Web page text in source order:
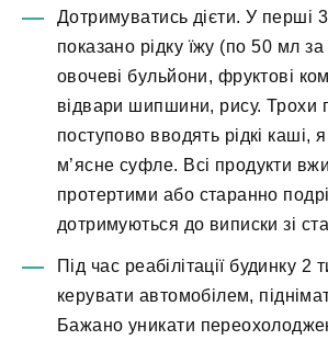
Дотримуватись дієти. У перші 3
показано рідку їжу (по 50 мл
овочеві бульйони, фруктові
відвари шипшини, рису. Трохи
поступово вводять рідкі каші,
м’ясне суфле. Всі продукти
протертими або старанно
дотримуються до виписки зі
Під час реабілітації будинку 2
керувати автомобілем,
Бажано уникати